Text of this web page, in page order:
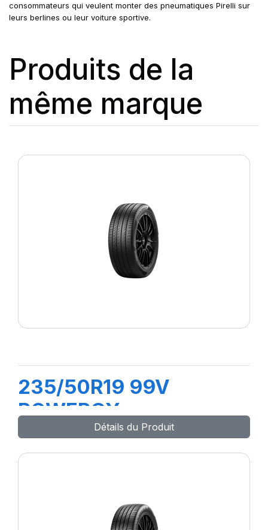
consommateurs qui veulent monter des pneumatiques Pirelli sur
leurs berlines ou leur voiture sportive.
Produits de la
même marque
235/50R19 99V
POWERGY
Détails du Produit